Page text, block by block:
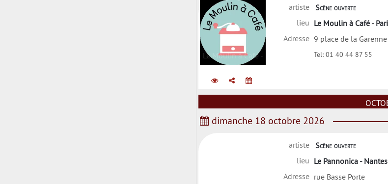
Le Moulin à Café -
Paris 14
artiste
Scène ouverte
lieu Le Moulin à Café -
Adresse 9 place de la Garenne
Tel:01 40 44 87 55
dimanche 18 octobre 2026
artiste
Scène ouverte
lieu Le Pannonica -
Adresse rue Basse Porte